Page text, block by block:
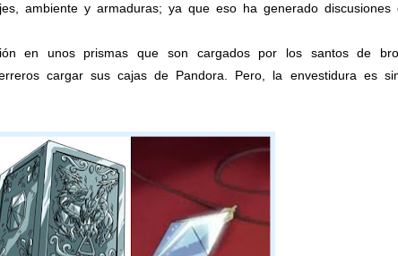
ambiente y armaduras; ya que eso ha generado discusiones
en unos prismas que son cargados por los santos de
cargar sus cajas de Pandora. Pero, la envestidura es